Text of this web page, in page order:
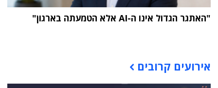
"האתגר הגדול אינו ה-AI אלא הטמעתה בארגון"
אירועים קרובים